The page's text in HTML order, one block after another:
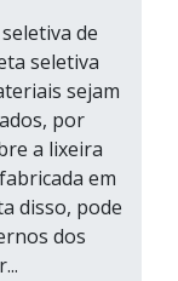
de
seletiva
sejam
por
a lixeira
em
disso, pode
dos